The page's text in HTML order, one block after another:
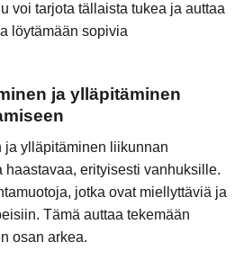
voi tarjota tällaista tukea ja auttaa
löytämään sopivia
ja ylläpitäminen
ja ylläpitäminen liikunnan
haastavaa, erityisesti vanhuksille.
jotka ovat miellyttäviä ja
Tämä auttaa tekemään
osan arkea.